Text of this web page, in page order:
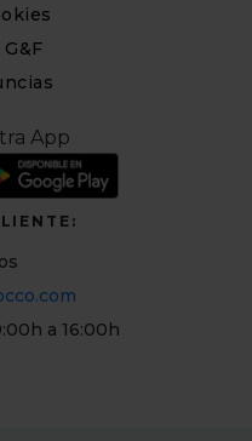
App
a 16:00h